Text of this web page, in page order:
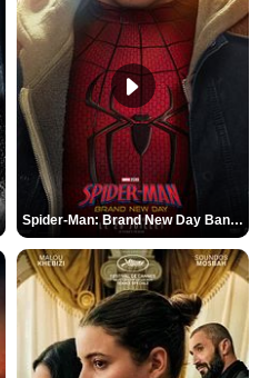
Spider-Man: Brand New Day Bande-annonce VO STFR